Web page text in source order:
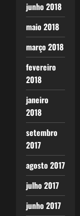
junho 2018
maio 2018
março 2018
fevereiro
2018
janeiro
2018
setembro
2017
agosto 2017
julho 2017
junho 2017